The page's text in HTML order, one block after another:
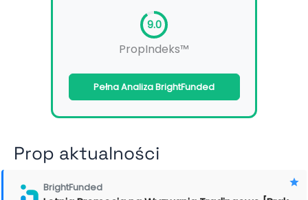
9.0
PropIndeks™
Pełna Analiza BrightFunded
Prop aktualności
BrightFunded